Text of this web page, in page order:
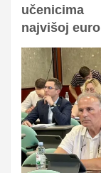
učenicima
najvišoj